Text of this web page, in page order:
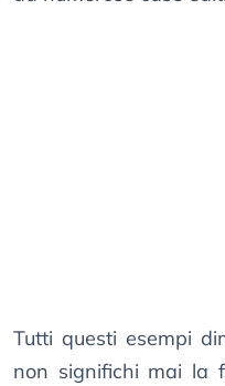
Tutti questi esempi
non significhi mai la